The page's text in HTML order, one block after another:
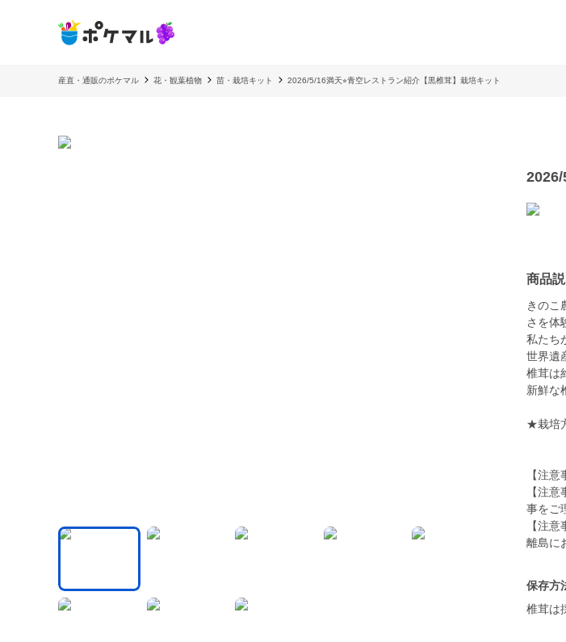
産直・通販のポケマル 花・観葉植物 苗・栽培キット 2026/5/16満天⭐︎青空レストラン紹介【黒椎茸】栽培キット
2026/
商品
きのこ
さを体
私たち
世界遺
椎茸は
新鮮な
★栽培
【注
【注
事をご
【注
離島に
保存方
椎茸は